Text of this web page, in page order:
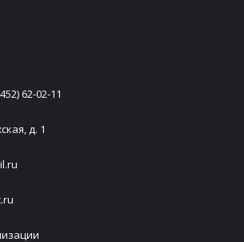
62-02-11
д. 1